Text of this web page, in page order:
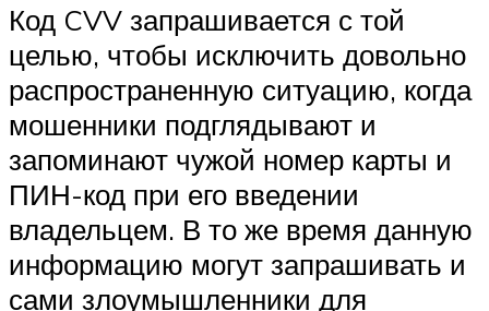
Код CVV запрашивается с той
целью, чтобы исключить довольно
распространенную ситуацию, когда
мошенники подглядывают и
запоминают чужой номер карты и
ПИН-код при его введении
владельцем. В то же время данную
информацию могут запрашивать и
сами злоумышленники для